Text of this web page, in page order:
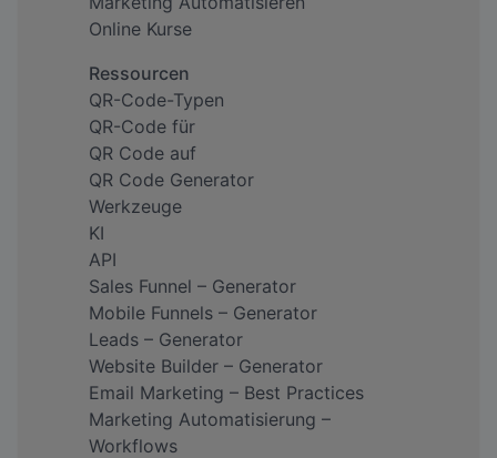
Online Kurse
Ressourcen
QR-Code-Typen
QR-Code für
QR Code auf
QR Code Generator
Werkzeuge
KI
API
Sales Funnel – Generator
Mobile Funnels – Generator
Leads – Generator
Website Builder – Generator
Email Marketing – Best Practices
Marketing Automatisierung –
Workflows